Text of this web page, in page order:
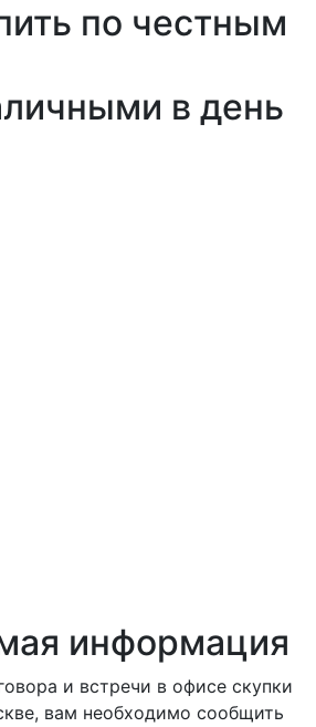
по честным
в день
информация
и встречи в офисе скупки
вам необходимо сообщить